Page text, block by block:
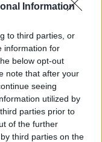
Information
to third parties, or
information for
below opt-out
note that after your
seeing
utilized by
parties prior to
of the further
third parties on the
EZ A
A
HASZNÁLJÁK A